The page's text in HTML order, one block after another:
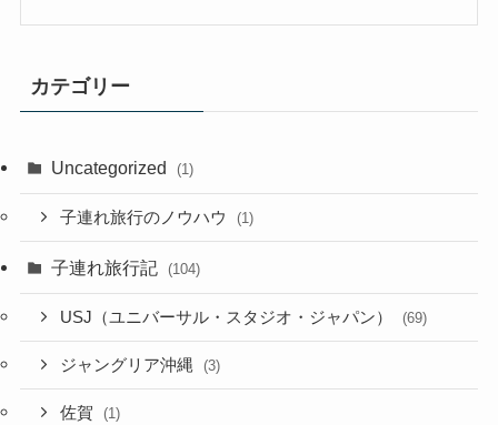
カテゴリー
Uncategorized (1)
子連れ旅行のノウハウ (1)
子連れ旅行記 (104)
USJ（ユニバーサル・スタジオ・ジャパン） (69)
ジャングリア沖縄 (3)
佐賀 (1)